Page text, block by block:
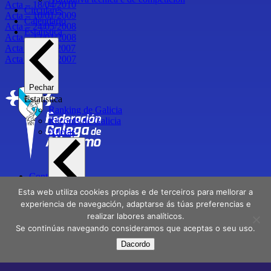
Circulares
Calendario
Estatística
Pechar
Estatística
Ranking de Galicia
Récords de Galicia
Atletas
Pechar
Atletas
Atletas Campións de Galicia
Atletas medallistas e finalistas en Campionatos de
España
Atletas galegos internacionais
Acta – 18/04/2010
Acta – 10/01/2009
Acta – 24/05/2008
Acta – 12/01/2008
Acta – 24/11/2007
Acta – 10/03/2007
Contactar
Directorio
Delegacións
Política de privacidade
Instagram Youtube
Esta web utiliza cookies propias e de terceiros para mellorar a
experiencia de navegación, adaptarse ás túas preferencias e
realizar labores analíticos.
Se continúas navegando consideramos que aceptas o seu uso.
Dacordo